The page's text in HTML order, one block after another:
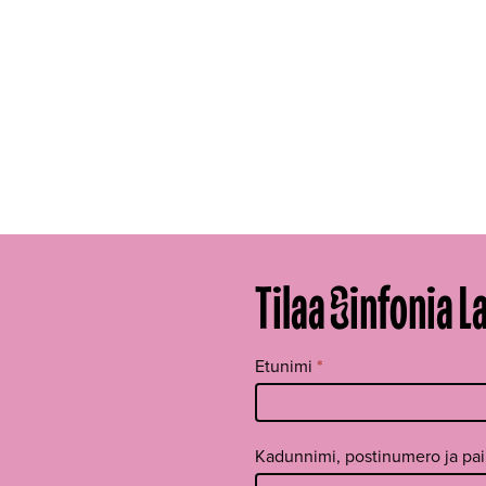
Tilaa Sinfonia
Tilaa
uutiskirje
footer FI
Etunimi *
Kadunnimi, postinumero ja